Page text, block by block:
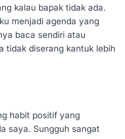
kalau bapak tidak ada.
menjadi agenda yang
baca sendiri atau
tidak diserang kantuk lebih
habit positif yang
saya. Sungguh sangat